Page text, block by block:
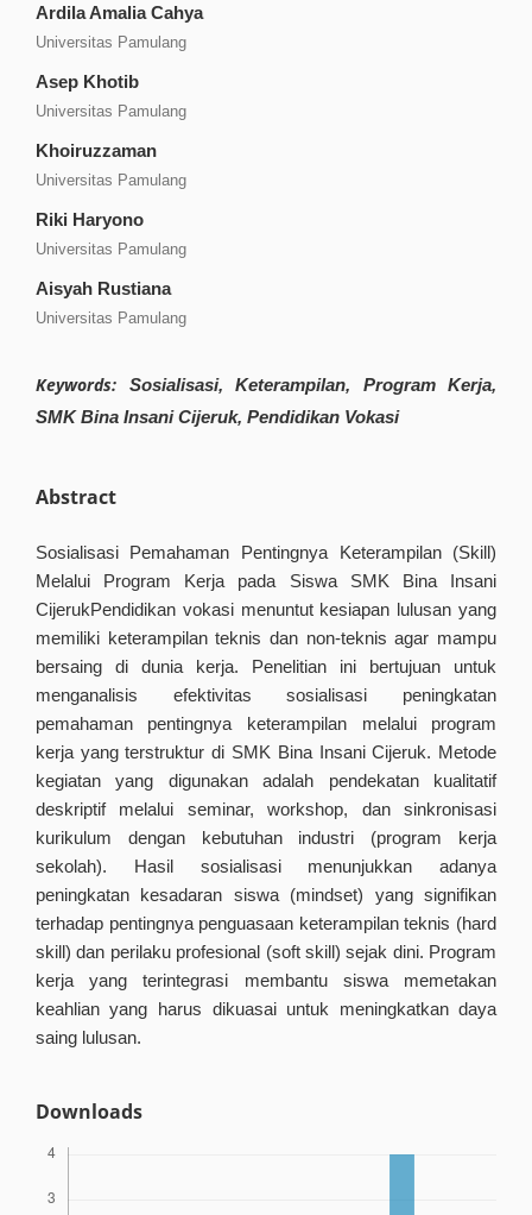
Ardila Amalia Cahya
Universitas Pamulang
Asep Khotib
Universitas Pamulang
Khoiruzzaman
Universitas Pamulang
Riki Haryono
Universitas Pamulang
Aisyah Rustiana
Universitas Pamulang
Keywords: Sosialisasi, Keterampilan, Program Kerja,
SMK Bina Insani Cijeruk, Pendidikan Vokasi
Abstract
Sosialisasi Pemahaman Pentingnya Keterampilan (Skill)
Melalui Program Kerja pada Siswa SMK Bina Insani
CijerukPendidikan vokasi menuntut kesiapan lulusan yang
memiliki keterampilan teknis dan non-teknis agar mampu
bersaing di dunia kerja. Penelitian ini bertujuan untuk
menganalisis efektivitas sosialisasi peningkatan
pemahaman pentingnya keterampilan melalui program
kerja yang terstruktur di SMK Bina Insani Cijeruk. Metode
kegiatan yang digunakan adalah pendekatan kualitatif
deskriptif melalui seminar, workshop, dan sinkronisasi
kurikulum dengan kebutuhan industri (program kerja
sekolah). Hasil sosialisasi menunjukkan adanya
peningkatan kesadaran siswa (mindset) yang signifikan
terhadap pentingnya penguasaan keterampilan teknis (hard
skill) dan perilaku profesional (soft skill) sejak dini. Program
kerja yang terintegrasi membantu siswa memetakan
keahlian yang harus dikuasai untuk meningkatkan daya
saing lulusan.
Downloads